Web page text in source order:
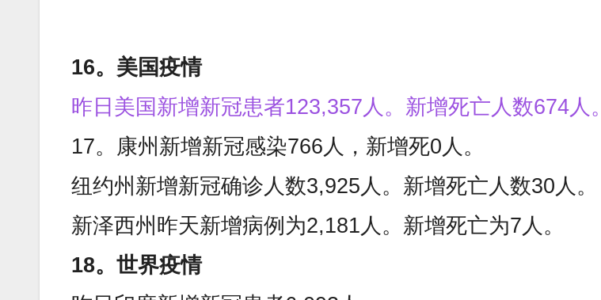
16。美国疫情
昨日美国新增新冠患者123,357人。新增死亡人数674人。
17。康州新增新冠感染766人，新增死0人。
纽约州新增新冠确诊人数3,925人。新增死亡人数30人。
新泽西州昨天新增病例为2,181人。新增死亡为7人。
18。世界疫情